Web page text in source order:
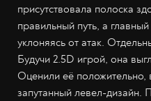
присутствовала полоска
правильный путь, а
уклоняясь от атак.
Будучи 2.5D игрой, она
Оценили её положительно,
запутанный левел-дизайн.